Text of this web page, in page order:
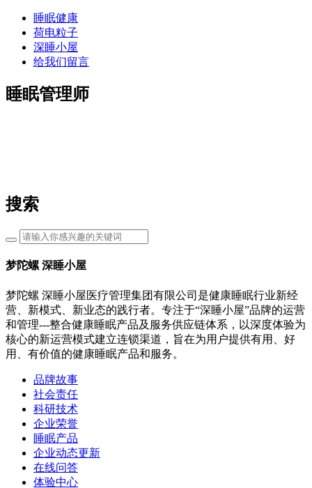
睡眠健康
荷电粒子
深睡小屋
给我们留言
睡眠管理师
搜索
梦陀螺 深睡小屋
梦陀螺 深睡小屋医疗管理集团有限公司是健康睡眠行业新经
营、新模式、新业态的践行者。专注于“深睡小屋”品牌的运营
和管理---整合健康睡眠产品及服务供应链体系，以深度体验为
核心的新运营模式建立连锁渠道，旨在为用户提供有用、好
用、有价值的健康睡眠产品和服务。
品牌故事
社会责任
科研技术
企业荣誉
睡眠产品
企业动态更新
在线问答
体验中心